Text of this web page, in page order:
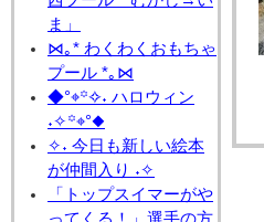
ま」
⋈｡* わくわくおもちゃ
プール *｡⋈
◆°⌖꙳✧˖ ハロウィン
˖✧꙳⌖°◆
✧˖ 今日も新しい絵本
が仲間入り ˖✧
「トップスイマーがや